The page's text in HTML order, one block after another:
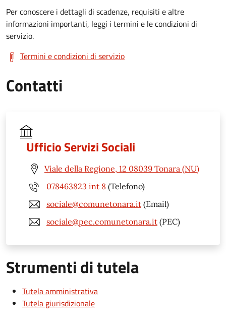
Per conoscere i dettagli di scadenze, requisiti e altre
informazioni importanti, leggi i termini e le condizioni di
servizio.
Termini e condizioni di servizio
Contatti
Ufficio Servizi Sociali
Viale della Regione, 12 08039 Tonara (NU)
078463823 int 8 (Telefono)
sociale@comunetonara.it (Email)
sociale@pec.comunetonara.it (PEC)
Strumenti di tutela
Tutela amministrativa
Tutela giurisdizionale